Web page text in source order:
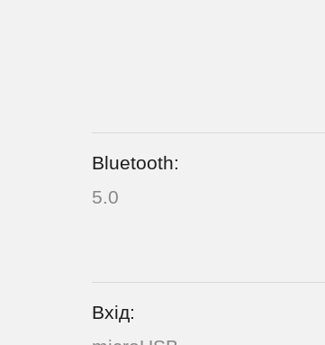
Bluetooth:
5.0
Вхід: